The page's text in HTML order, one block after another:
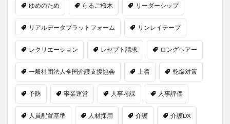
ゆめのため らるご桜木 リーダーシップ
リアルデータプラットフォーム リンレイテープ
レクリエーション レセプト請求 ロングヘアー
一般社団法人全国介護支援協会 上着 乾燥対策
予防 事業運営 人事考課 人事評価
人員配置基準 人材採用 介護 介護DX